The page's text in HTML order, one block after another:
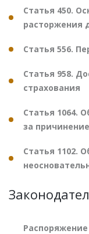
Статья 450.
расторжения
Статья 556.
Статья 958.
страхования
Статья 1064.
за
Статья 1102.
Распоряжение